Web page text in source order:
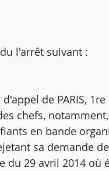
l'arrêt suivant :
de PARIS,
chefs,
en bande
sa demande
du 29 avril 2014 où